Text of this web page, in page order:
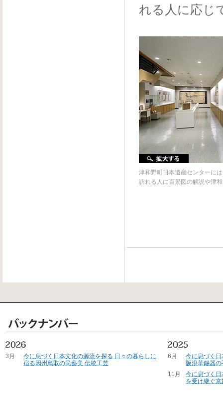
れる人に応じ
津和野町日本遺産センターに
訪れる人に百景図の解説や津
3月
今に息づく日本文化の源流を探る 日々の暮らしに
宿る因州鳥取の民藝美 伝統工芸
6月
今に息づく
阪浪華錫器
11月
今に息づく
を受け継ぐ